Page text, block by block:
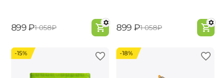
‍899‍ ₽‍1 058‍₽ ‍899‍ ₽‍1 058‍₽
-15% -18%